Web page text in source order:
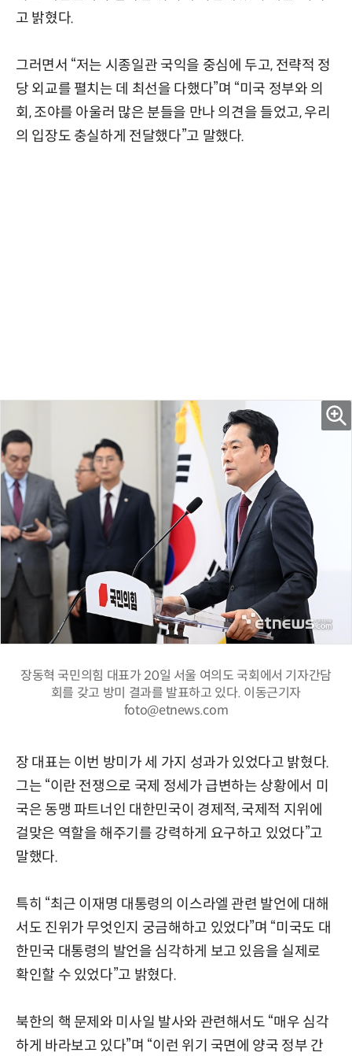
고 밝혔다.
그러면서 “저는 시종일관 국익을 중심에 두고, 전략적 정
당 외교를 펼치는 데 최선을 다했다”며 “미국 정부와 의
회, 조야를 아울러 많은 분들을 만나 의견을 들었고, 우리
의 입장도 충실하게 전달했다”고 말했다.
장동혁 국민의힘 대표가 20일 서울 여의도 국회에서 기자간담
회를 갖고 방미 결과를 발표하고 있다. 이동근기자
foto@etnews.com
장 대표는 이번 방미가 세 가지 성과가 있었다고 밝혔다.
그는 “이란 전쟁으로 국제 정세가 급변하는 상황에서 미
국은 동맹 파트너인 대한민국이 경제적, 국제적 지위에
걸맞은 역할을 해주기를 강력하게 요구하고 있었다”고
말했다.
특히 “최근 이재명 대통령의 이스라엘 관련 발언에 대해
서도 진위가 무엇인지 궁금해하고 있었다”며 “미국도 대
한민국 대통령의 발언을 심각하게 보고 있음을 실제로
확인할 수 있었다”고 밝혔다.
북한의 핵 문제와 미사일 발사와 관련해서도 “매우 심각
하게 바라보고 있다”며 “이런 위기 국면에 양국 정부 간